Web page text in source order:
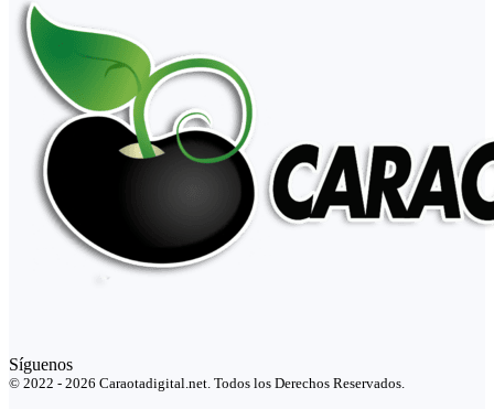
Síguenos
© 2022 - 2026 Caraotadigital.net. Todos los Derechos Reservados.